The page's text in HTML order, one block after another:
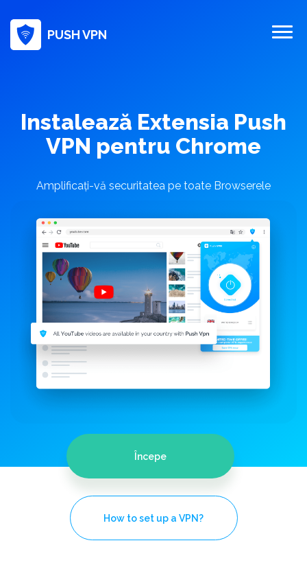
PUSH VPN
Instalează Extensia Push
VPN pentru Chrome
Amplificați-vă securitatea pe toate Browserele
Începe
How to set up a VPN?